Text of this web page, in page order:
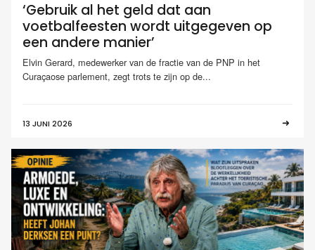
‘Gebruik al het geld dat aan
voetbalfeesten wordt uitgegeven op
een andere manier’
Elvin Gerard, medewerker van de fractie van de PNP in het
Curaçaose parlement, zegt trots te zijn op de...
13 JUNI 2026